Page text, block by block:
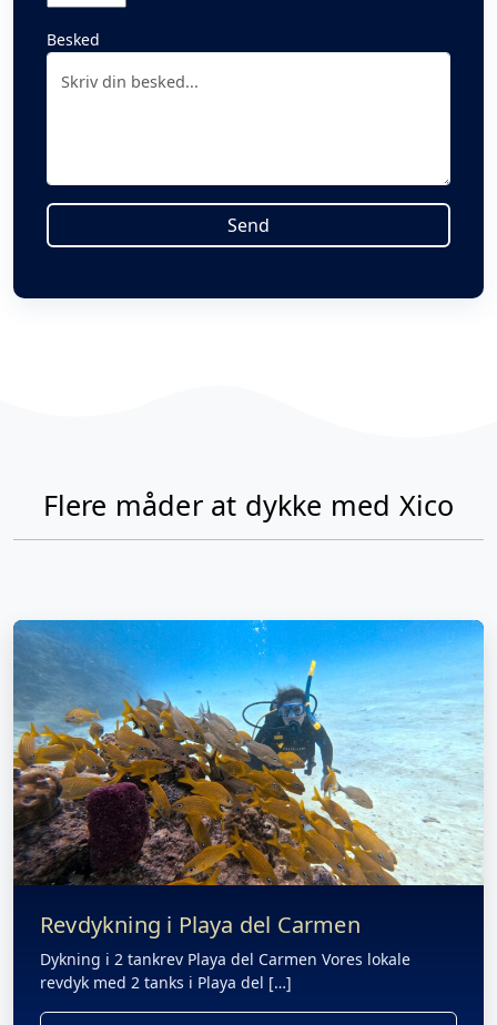
Besked
Send
Flere måder at dykke med Xico
Revdykning i Playa del Carmen
Dykning i 2 tankrev Playa del Carmen Vores lokale
revdyk med 2 tanks i Playa del […]